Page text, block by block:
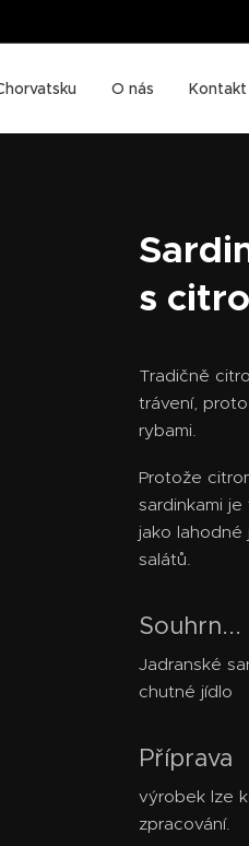
O nás Kontakt
s
Tradičně
trávení,
rybami.
Protože
sardinkami
jako
salátů.
Souhrn...
Jadranské
chutné jídlo
Příprava
výrobek lze
zpracování.